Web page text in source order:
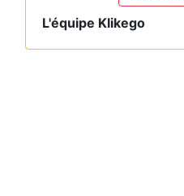
L'équipe Klikego